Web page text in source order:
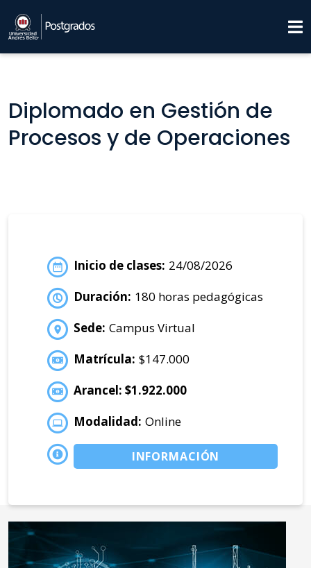
Diplomado en Gestión de
Procesos y de Operaciones
Inicio de clases: 24/08/2026
Duración: 180 horas pedagógicas
Sede: Campus Virtual
Matrícula: $147.000
Arancel: $1.922.000
Modalidad: Online
INFORMACIÓN